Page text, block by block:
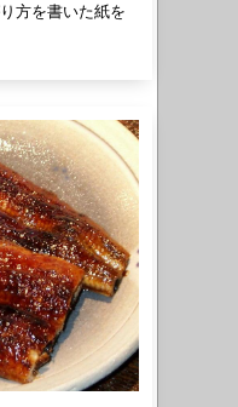
方を書いた紙を